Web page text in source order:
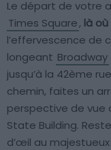
Le départ de votre
Times Square, là où
l’effervescence de
longeant Broadway
jusqu’à la 42ème
chemin, faites un
perspective de vue
State Building.
d’œil au majestueux